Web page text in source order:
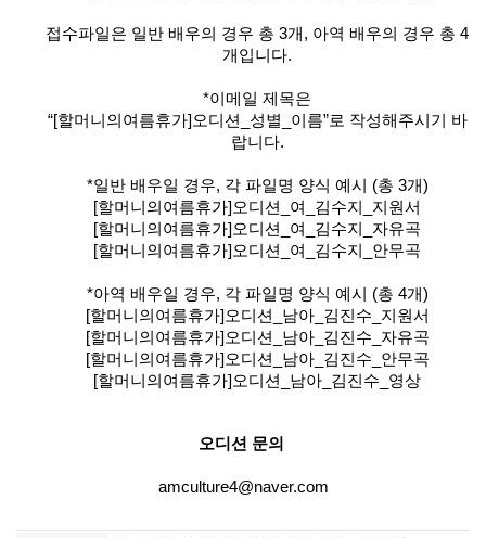
접수파일은 일반 배우의 경우 총 3개, 아역 배우의 경우 총 4
개입니다.
*이메일 제목은
“[할머니의여름휴가]오디션 성별 이름”로 작성해주시기 바
랍니다.
*일반 배우일 경우, 각 파일명 양식 예시 (총 3개)
[할머니의여름휴가]오디션 여 김수지
지원서
[할머니의여름휴가]오디션 여 김수지
자유곡
[할머니의여름휴가]오디션 여 김수지 안무곡
*아역 배우일 경우, 각 파일명 양식 예시 (총 4개)
[할머니의여름휴가]오디션 남아_ 김진수
지원서
[할머니의여름휴가]오디션 남아_ 김진수
자유곡
[할머니의여름휴가]오디션 남아_ 김진수
안무곡
[할머니의여름휴가]오디션 남아 김진수 영상
​오디션 문의
amculture4@naver.com